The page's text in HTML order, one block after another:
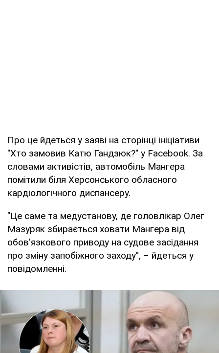
Про це йдеться у заяві на сторінці ініціативи
"Хто замовив Катю Гандзюк?" у Facebook. За
словами активістів, автомобіль Мангера
помітили біля Херсонського обласного
кардіологічного диспансеру.
"Це саме та медустанову, де головлікар Олег
Мазуряк збирається ховати Мангера від
обов'язкового приводу на судове засідання
про зміну запобіжного заходу", – йдеться у
повідомленні.